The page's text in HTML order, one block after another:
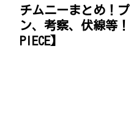
チムニーまとめ！
ン、考察、伏線等
PIECE】